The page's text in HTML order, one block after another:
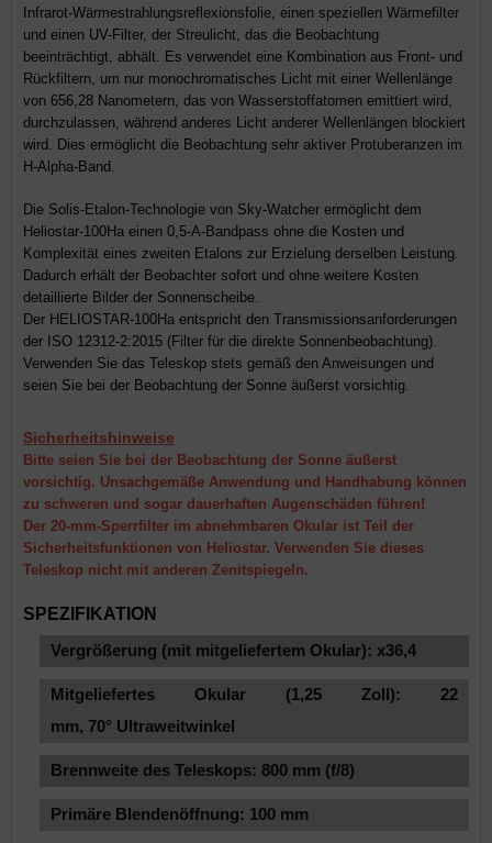
Infrarot-Wärmestrahlungsreflexionsfolie, einen speziellen Wärmefilter
und einen UV-Filter, der Streulicht, das die Beobachtung
beeinträchtigt, abhält. Es verwendet eine Kombination aus Front- und
Rückfiltern, um nur monochromatisches Licht mit einer Wellenlänge
von 656,28 Nanometern, das von Wasserstoffatomen emittiert wird,
durchzulassen, während anderes Licht anderer Wellenlängen blockiert
wird. Dies ermöglicht die Beobachtung sehr aktiver Protuberanzen im
H-Alpha-Band.
Die Solis-Etalon-Technologie von Sky-Watcher ermöglicht dem
Heliostar-100Ha einen 0,5-A-Bandpass ohne die Kosten und
Komplexität eines zweiten Etalons zur Erzielung derselben Leistung.
Dadurch erhält der Beobachter sofort und ohne weitere Kosten
detaillierte Bilder der Sonnenscheibe.
Der HELIOSTAR-100Ha entspricht den Transmissionsanforderungen
der ISO 12312-2:2015 (Filter für die direkte Sonnenbeobachtung).
Verwenden Sie das Teleskop stets gemäß den Anweisungen und
seien Sie bei der Beobachtung der Sonne äußerst vorsichtig.
Sicherheitshinweise
Bitte seien Sie bei der Beobachtung der Sonne äußerst
vorsichtig. Unsachgemäße Anwendung und Handhabung können
zu schweren und sogar dauerhaften Augenschäden führen!
Der 20-mm-Sperrfilter im abnehmbaren Okular ist Teil der
Sicherheitsfunktionen von Heliostar. Verwenden Sie dieses
Teleskop nicht mit anderen Zenitspiegeln.
SPEZIFIKATION
Vergrößerung (mit mitgeliefertem Okular): x36,4
Mitgeliefertes Okular (1,25 Zoll): 22
mm, 70° Ultraweitwinkel
Brennweite des Teleskops: 800 mm (f/8)
Primäre Blendenöffnung: 100 mm